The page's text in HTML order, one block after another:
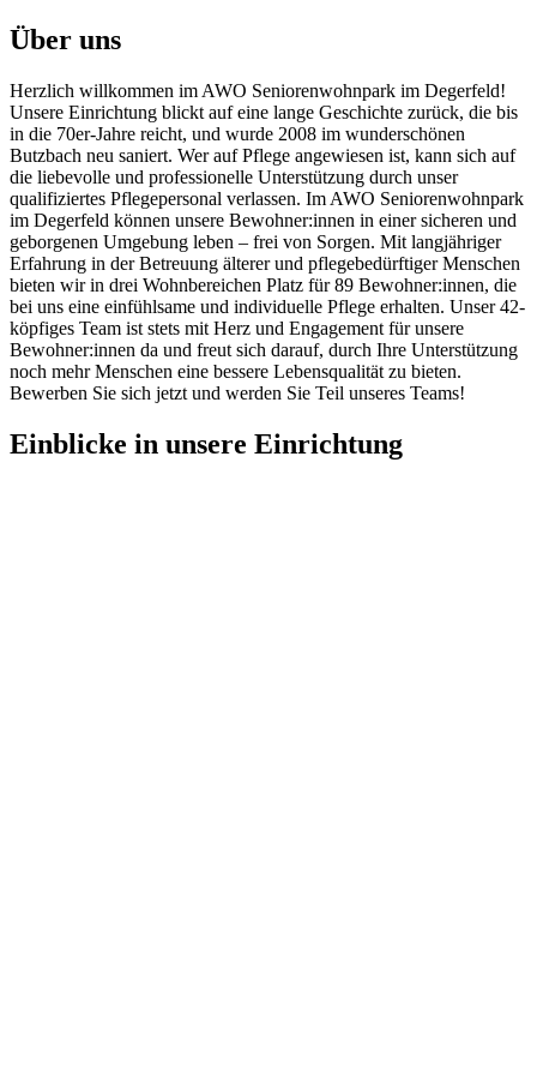
Über uns
Herzlich willkommen im AWO Seniorenwohnpark im Degerfeld!
Unsere Einrichtung blickt auf eine lange Geschichte zurück, die bis
in die 70er-Jahre reicht, und wurde 2008 im wunderschönen
Butzbach neu saniert. Wer auf Pflege angewiesen ist, kann sich auf
die liebevolle und professionelle Unterstützung durch unser
qualifiziertes Pflegepersonal verlassen. Im AWO Seniorenwohnpark
im Degerfeld können unsere Bewohner:innen in einer sicheren und
geborgenen Umgebung leben – frei von Sorgen. Mit langjähriger
Erfahrung in der Betreuung älterer und pflegebedürftiger Menschen
bieten wir in drei Wohnbereichen Platz für 89 Bewohner:innen, die
bei uns eine einfühlsame und individuelle Pflege erhalten. Unser 42-
köpfiges Team ist stets mit Herz und Engagement für unsere
Bewohner:innen da und freut sich darauf, durch Ihre Unterstützung
noch mehr Menschen eine bessere Lebensqualität zu bieten.
Bewerben Sie sich jetzt und werden Sie Teil unseres Teams!
Einblicke in unsere Einrichtung